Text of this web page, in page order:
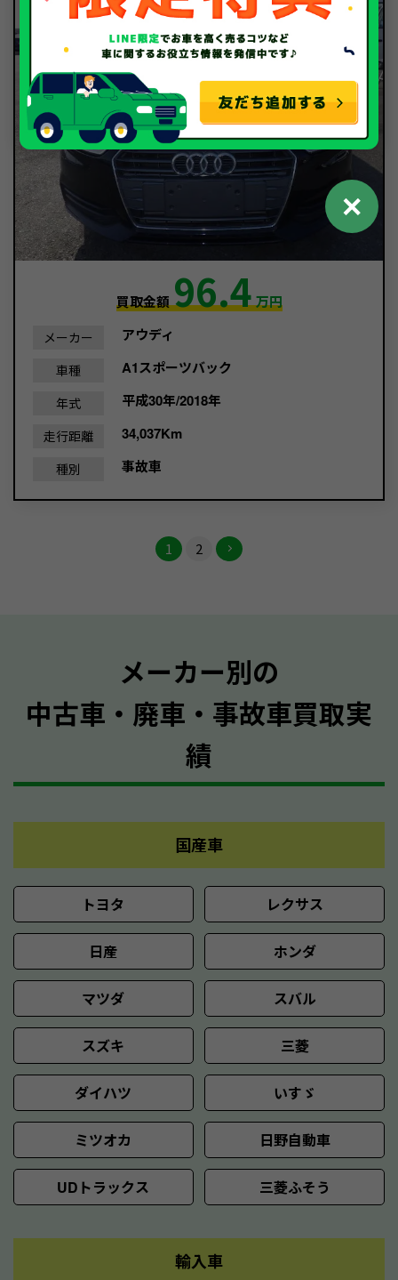
買取金額96.4万円
メーカー アウディ
車種 A1スポーツバック
年式 平成30年/2018年
走行距離 34,037Km
種別 事故車
1 2
メーカー別の
中古車・廃車・事故車買取実
績
国産車
トヨタ レクサス
日産 ホンダ
マツダ スバル
スズキ 三菱
ダイハツ いすゞ
ミツオカ 日野自動車
UDトラックス 三菱ふそう
輸入車
✕